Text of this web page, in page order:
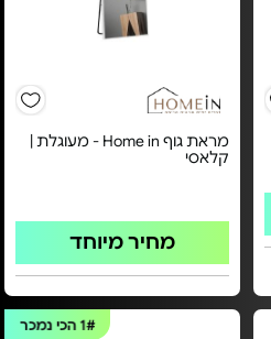
מראת גוף Home in - מעוגלת |
קלאסי
מחיר מיוחד
1#הכי נמכר